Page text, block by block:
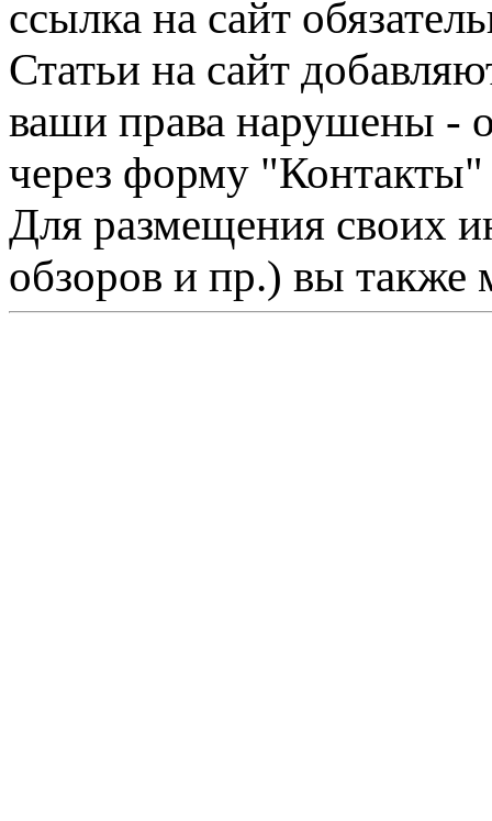
ссылка на сайт
Статьи на сайт
ваши права нарушены -
через форму "Контакты"
Для размещения своих
обзоров и пр.) вы также